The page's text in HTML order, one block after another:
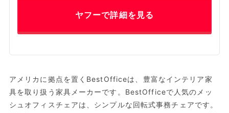
ヤフーで詳細を見る
アメリカに拠点を置くBestOfficeは、豊富なインテリア家
具を取り扱う家具メーカーです。BestOfficeで人気のメッ
シュオフィスチェアは、シンプルな回転式事務チェアです。